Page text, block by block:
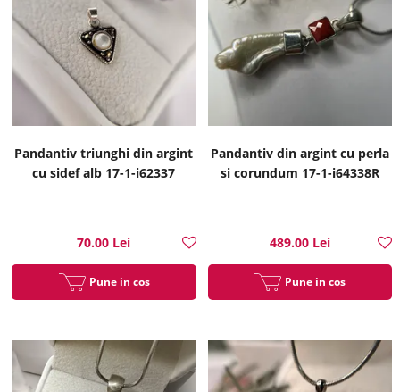
Pandantiv triunghi din argint
cu sidef alb 17-1-i62337
70.00 Lei
Pune in cos
Pandantiv din argint cu perla
si corundum 17-1-i64338R
489.00 Lei
Pune in cos